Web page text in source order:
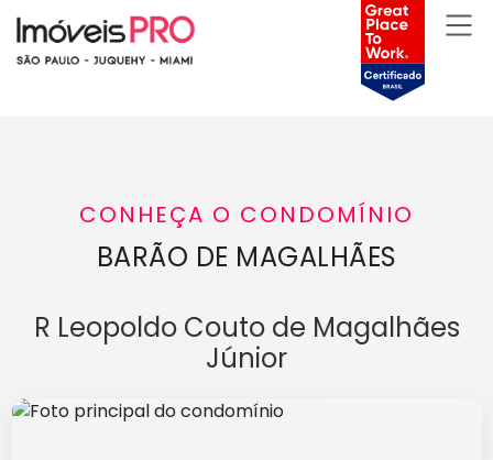
CONHEÇA O CONDOMÍNIO
BARÃO DE MAGALHÃES
R Leopoldo Couto de Magalhães
Júnior